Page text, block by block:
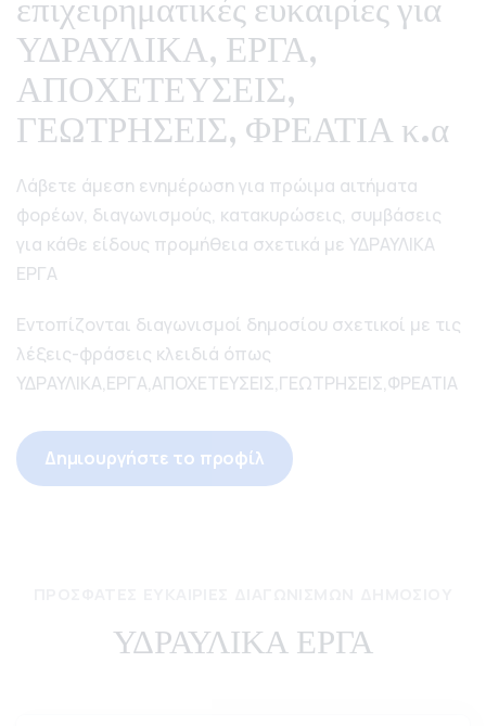
ΥΔΡΑΥΛΙΚΑ, ΕΡΓΑ,
ΑΠΟΧΕΤΕΥΣΕΙΣ,
ΓΕΩΤΡΗΣΕΙΣ, ΦΡΕΑΤΙΑ κ.α
Λάβετε άμεση ενημέρωση για πρώιμα αιτήματα
φορέων, διαγωνισμούς, κατακυρώσεις, συμβάσεις
για κάθε είδους προμήθεια σχετικά με ΥΔΡΑΥΛΙΚΑ
ΕΡΓΑ
Εντοπίζονται διαγωνισμοί δημοσίου σχετικοί με τις
λέξεις-φράσεις κλειδιά όπως
ΥΔΡΑΥΛΙΚΑ,ΕΡΓΑ,ΑΠΟΧΕΤΕΥΣΕΙΣ,ΓΕΩΤΡΗΣΕΙΣ,ΦΡΕΑΤΙΑ
Δημιουργήστε το προφίλ
ΥΔΡΑΥΛΙΚΑ ΕΡΓΑ